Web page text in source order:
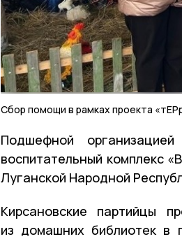
Сбор помощи в рамках проекта
Подшефной
воспитательный комплекс
Луганской Народной
Кирсановские партийцы
из домашних библиотек в